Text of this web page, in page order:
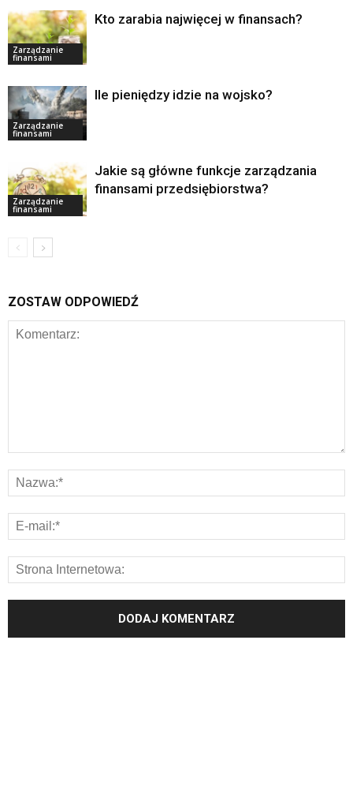
Zarządzanie
finansami
Kto zarabia najwięcej w finansach?
Zarządzanie
finansami
Ile pieniędzy idzie na wojsko?
Zarządzanie
finansami
Jakie są główne funkcje zarządzania
finansami przedsiębiorstwa?
ZOSTAW ODPOWIEDŹ